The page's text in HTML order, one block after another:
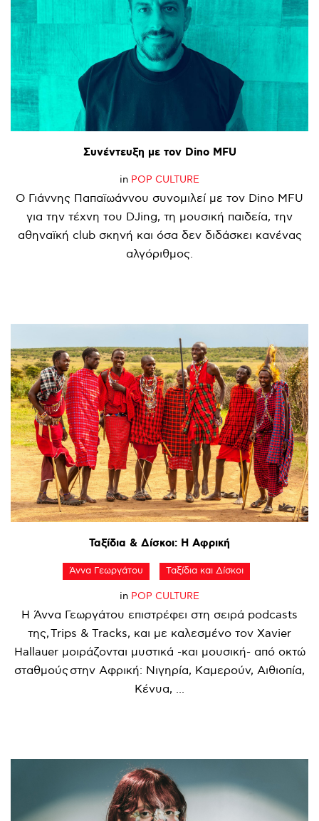
Συνέντευξη με τον Dino MFU
in POP CULTURE
Ο Γιάννης Παπαϊωάννου συνομιλεί με τον Dino MFU
για την τέχνη του DJing, τη μουσική παιδεία, την
αθηναϊκή club σκηνή και όσα δεν διδάσκει κανένας
αλγόριθμος.
Ταξίδια & Δίσκοι: Η Αφρική
Άννα Γεωργάτου Ταξίδια και Δίσκοι
in POP CULTURE
Η Άννα Γεωργάτου επιστρέφει στη σειρά podcasts
της, Trips & Tracks, και με καλεσμένο τον Xavier
Hallauer μοιράζονται μυστικά -και μουσική- από οκτώ
σταθμούς στην Αφρική: Νιγηρία, Καμερούν, Αιθιοπία,
Κένυα, ...